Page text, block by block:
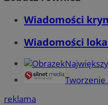
Wiadomości
Wiadomości
Tworzenie
reklama